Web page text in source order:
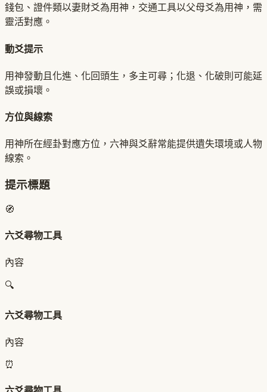
錢包、證件類以妻財爻為用神，交通工具以父母爻為用神，需
靈活對應。
動爻提示
用神發動且化進、化回頭生，多主可尋；化退、化破則可能延
誤或損壞。
方位與線索
用神所在經卦對應方位，六神與爻辭常能提供遺失環境或人物
線索。
提示標題
🧭
六爻尋物工具
內容
🔍
六爻尋物工具
內容
⏰